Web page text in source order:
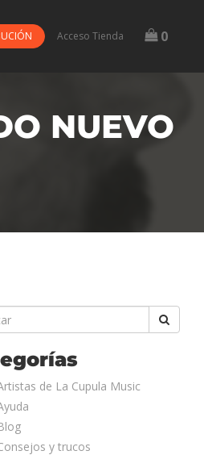
Acceso Tienda 0
NUEVO
de La Cupula Music
y trucos